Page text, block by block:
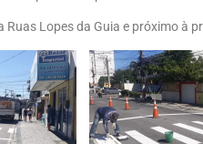
Lopes da Guia e próximo à